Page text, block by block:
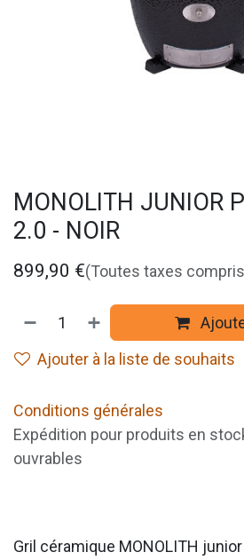
MONOLITH JUNIOR
2.0 - NOIR
899,90 €(Toutes taxes
Ajouter à la liste de souhaits
Conditions générales
Expédition pour produits en
ouvrables
Gril céramique MONOLITH junior